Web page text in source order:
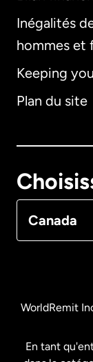
Inégalités
hommes et
Keeping
Plan du site
Canada
WorldRemit
En tant